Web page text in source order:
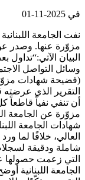
في
نفت الجامعة
مزوّرة عنها. وصدر عن
البيان
وسائل التواصل
(فضيحة شهادات
التقرير الذي عرضته
أن تنفي نفياً
شهادات الجامعة
شاملة ودقيقة
الجامعة اللبنانية